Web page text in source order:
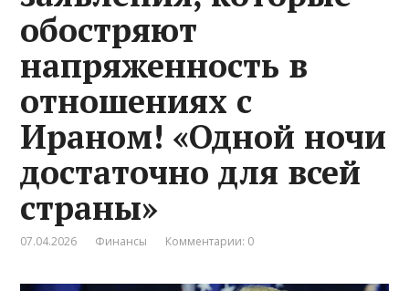
обостряют
напряженность в
отношениях с
Ираном! «Одной ночи
достаточно для всей
страны»
07.04.2026 Финансы Комментарии: 0